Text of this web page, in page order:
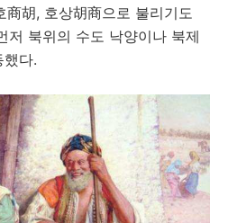
商胡, 호상胡商으로 불리기도
저 북위의 수도 낙양이나 북제
다.